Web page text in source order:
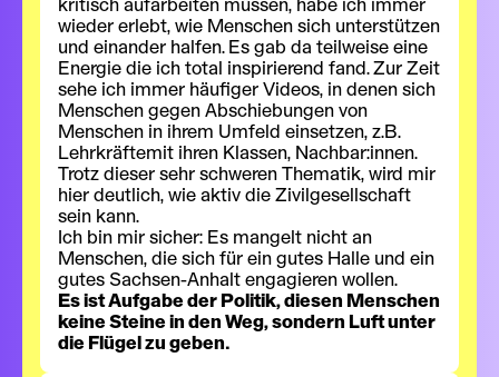
kritisch aufarbeiten müssen, habe ich immer
wieder erlebt, wie Menschen sich unterstützen
und einander halfen. Es gab da teilweise eine
Energie die ich total inspirierend fand. Zur Zeit
sehe ich immer häufiger Videos, in denen sich
Menschen gegen Abschiebungen von
Menschen in ihrem Umfeld einsetzen, z.B.
Lehrkräftemit ihren Klassen, Nachbar:innen.
Trotz dieser sehr schweren Thematik, wird mir
hier deutlich, wie aktiv die Zivilgesellschaft
sein kann.
Ich bin mir sicher: Es mangelt nicht an
Menschen, die sich für ein gutes Halle und ein
gutes Sachsen-Anhalt engagieren wollen.
Es ist Aufgabe der Politik, diesen Menschen
keine Steine in den Weg, sondern Luft unter
die Flügel zu geben.